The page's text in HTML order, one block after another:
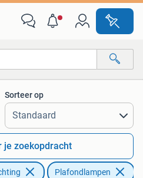
Sorteer op
je zoekopdracht
Plafondlampen